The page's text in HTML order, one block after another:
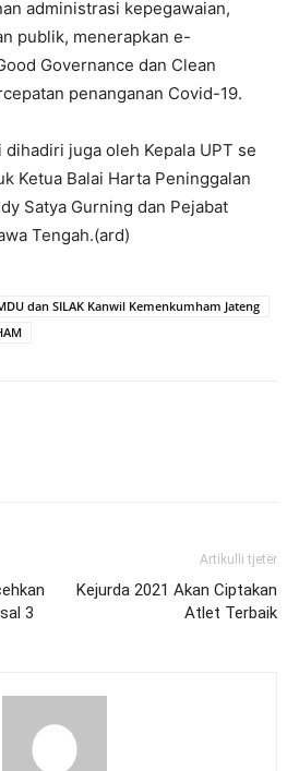
administrasi kepegawaian,
publik, menerapkan e-
Governance dan Clean
penanganan Covid-19.
juga oleh Kepala UPT se
Ketua Balai Harta Peninggalan
Satya Gurning dan Pejabat
Tengah.(ard)
dan SILAK Kanwil Kemenkumham Jateng
3
Artikulli tjetër
Kejurda 2021 Akan Ciptakan
Atlet Terbaik